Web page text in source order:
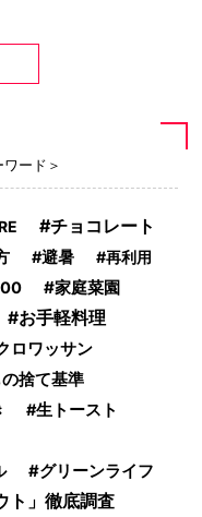
ード＞
チョコレート
避暑
再利用
家庭菜園
お手軽料理
ロワッサン
の捨て基準
生トースト
グリーンライフ
ト」徹底調査